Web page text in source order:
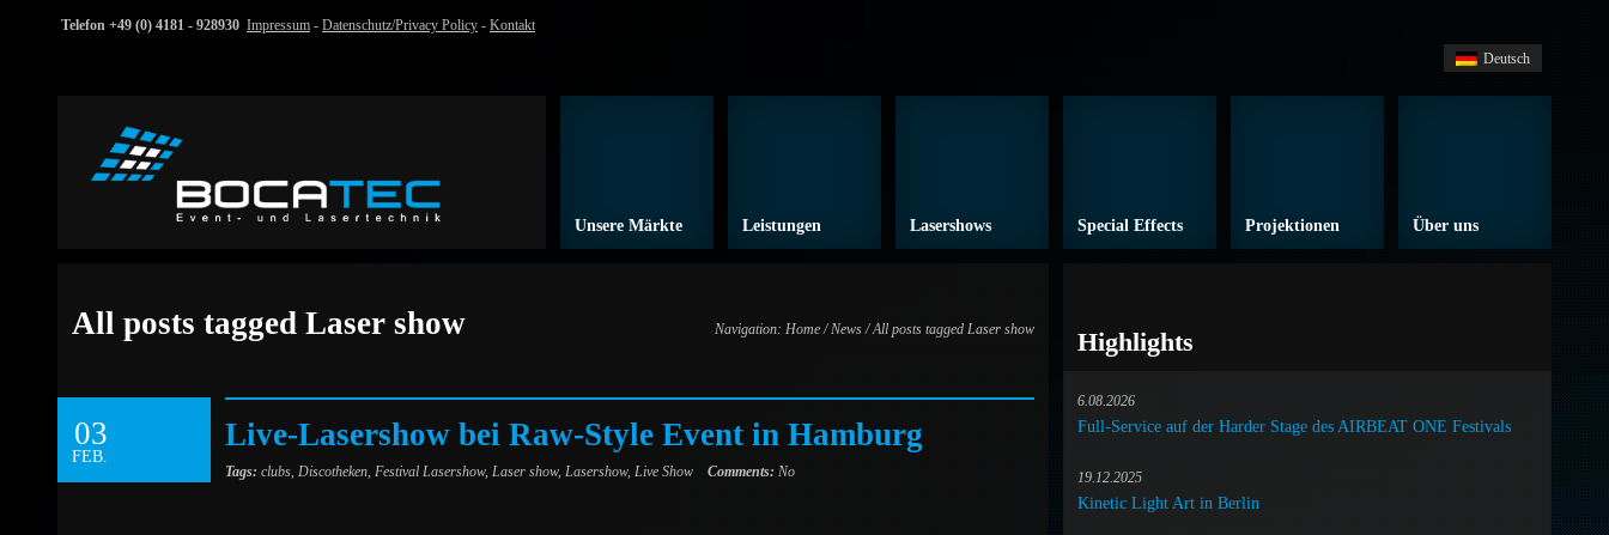
Telefon +49 (0) 4181 - 928930 Impressum - Datenschutz/Privacy Policy - Kontakt
Deutsch
Unsere Märkte Leistungen Lasershows Special Effects Projektionen Über uns
All posts tagged Laser show Navigation: Home/News/ All posts tagged Laser show
03
FEB.
Live-Lasershow bei Raw-Style Event in Hamburg
Tags: clubs, Discotheken, Festival Lasershow, Laser show, Lasershow, Live Show Comments: No
Highlights
6.08.2026
Full-Service auf der Harder Stage des AIRBEAT ONE Festivals
19.12.2025
Kinetic Light Art in Berlin